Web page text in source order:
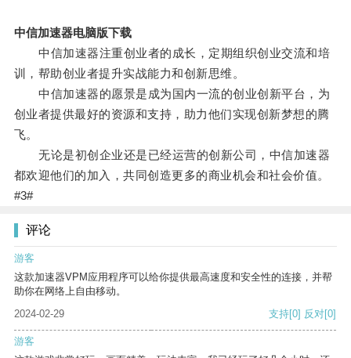
中信加速器电脑版下载
中信加速器注重创业者的成长，定期组织创业交流和培
训，帮助创业者提升实战能力和创新思维。
中信加速器的愿景是成为国内一流的创业创新平台，为
创业者提供最好的资源和支持，助力他们实现创新梦想的腾
飞。
无论是初创企业还是已经运营的创新公司，中信加速器
都欢迎他们的加入，共同创造更多的商业机会和社会价值。
#3#
评论
游客
这款加速器VPM应用程序可以给你提供最高速度和安全性的连接，并帮
助你在网络上自由移动。
2024-02-29
支持[0] 反对[0]
游客